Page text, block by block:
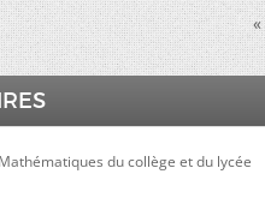
«
du collège et du lycée